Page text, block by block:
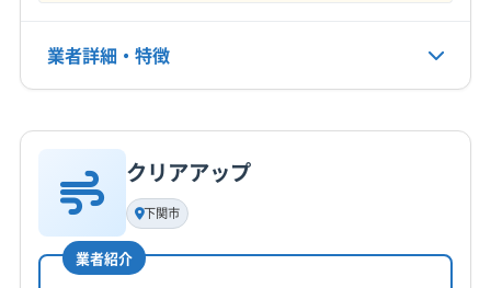
080-8237-7320
業者詳細・特徴
基本情報
代表者名
勝見真由美
所在地
クリアアップ
下関市
業者紹介